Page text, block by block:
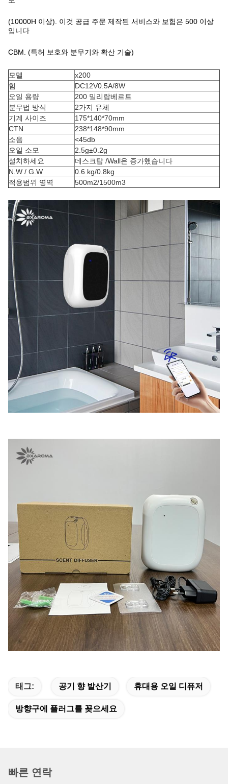
(10000H 이상). 이것 공급 주문 제작된 서비스와 보험은 500 이상
입니다
CBM. (특허 보호와 분무기와 확산 기술)
모델
x200
힘
DC12V0.5A/8W
오일 용량
200 밀리람베르트
분무법 방식
2가지 유체
기계 사이즈
175*140*70mm
CTN
238*148*90mm
소음
<45db
오일 소모
2.5g±0.2g
설치하세요
데스크탑 /Wall은 증가했습니다
N.W / G.W
0.6 kg/0.8kg
적용범위 영역
500m2/1500m3
태그: 공기 향 발산기 휴대용 오일 디퓨저
방향구에 플러그를 꽂으세요
빠른 연락